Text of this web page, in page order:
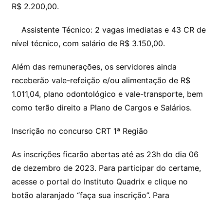
R$ 2.200,00.
Assistente Técnico: 2 vagas imediatas e 43 CR de
nível técnico, com salário de R$ 3.150,00.
Além das remunerações, os servidores ainda
receberão vale-refeição e/ou alimentação de R$
1.011,04, plano odontológico e vale-transporte, bem
como terão direito a Plano de Cargos e Salários.
Inscrição no concurso CRT 1ª Região
As inscrições ficarão abertas até as 23h do dia 06
de dezembro de 2023. Para participar do certame,
acesse o portal do Instituto Quadrix e clique no
botão alaranjado “faça sua inscrição”. Para